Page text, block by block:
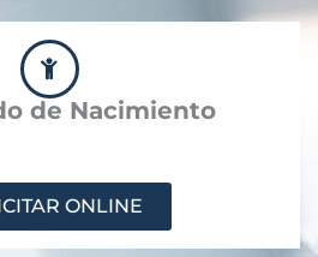
de Nacimiento
ONLINE